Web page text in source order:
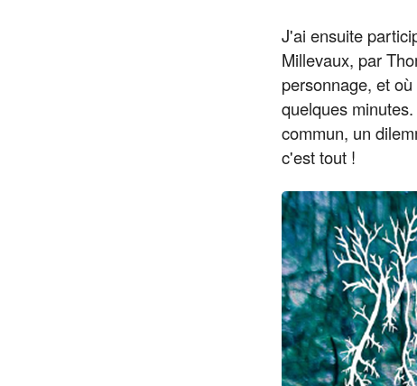
J'ai ensuite
Millevaux, par
personnage, et
quelques
commun, un
c'est tout !